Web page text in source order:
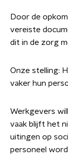
Door de
vereiste
dit in de zorg
Onze stelling:
vaker hun
Werkgevers
vaak blijft het
uitingen op
personeel